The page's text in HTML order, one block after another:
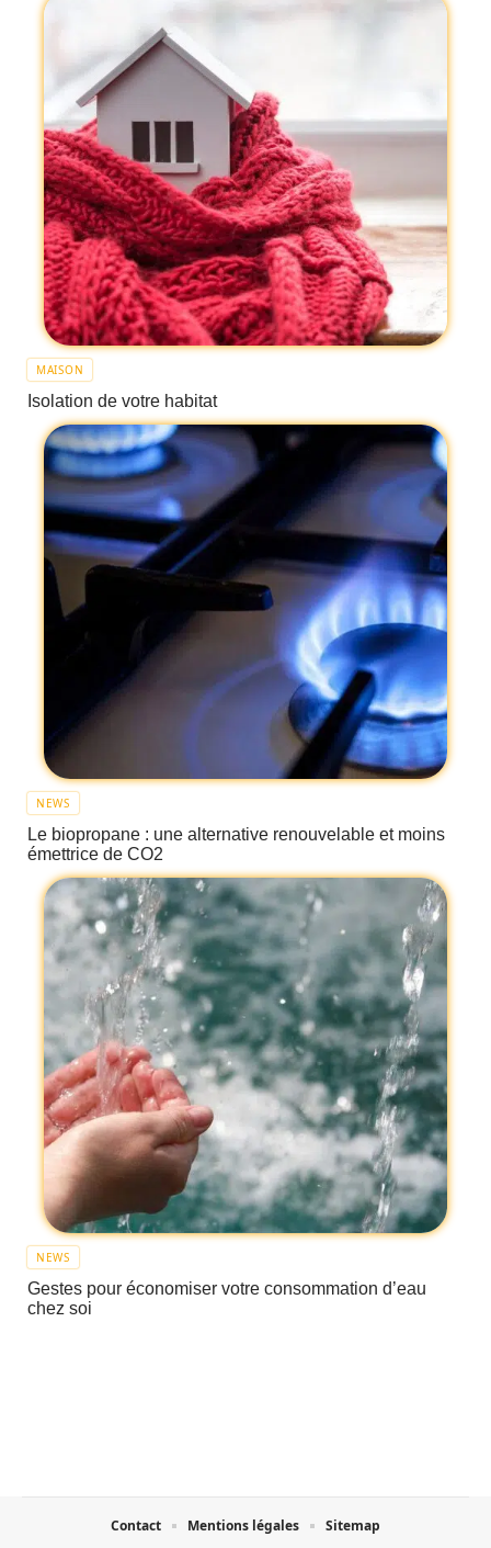
MAISON
Isolation de votre habitat
NEWS
Le biopropane : une alternative renouvelable et moins
émettrice de CO2
NEWS
Gestes pour économiser votre consommation d’eau
chez soi
Contact Mentions légales Sitemap